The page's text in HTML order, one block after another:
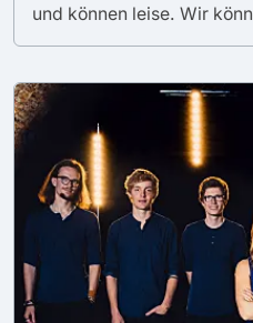
und können leise. Wir